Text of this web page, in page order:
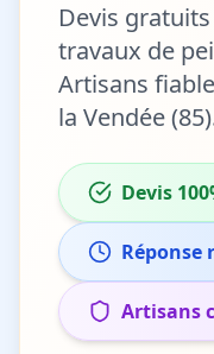
Devis
travaux de
Artisans
la Vendée
Devis
Réponse
Artisans